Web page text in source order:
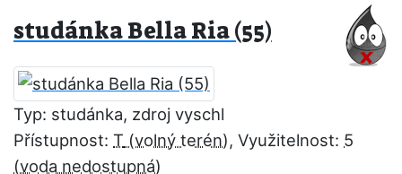
studánka Bella Ria (55)
Typ: studánka, zdroj vyschl
Přístupnost: T , Využitelnost: 5